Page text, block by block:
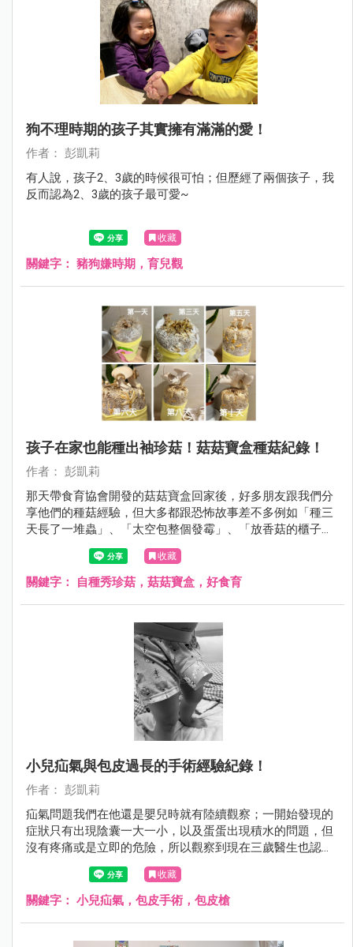
狗不理時期的孩子其實擁有滿滿的愛！
作者： 彭凱莉
有人說，孩子2、3歲的時候很可怕；但歷經了兩個孩子，我
反而認為2、3歲的孩子最可愛~
收藏
關鍵字： 豬狗嫌時期，育兒觀
孩子在家也能種出袖珍菇！菇菇寶盒種菇紀錄！
作者： 彭凱莉
那天帶食育協會開發的菇菇寶盒回家後，好多朋友跟我們分
享他們的種菇經驗，但大多都跟恐怖故事差不多例如「種三
天長了一堆蟲」、「太空包整個發霉」、「放香菇的櫃子臭
到不敢打開」⋯⋯ 但沒想到，我們家的秀珍菇才種一個禮拜
多一點，就長的跟手掌一樣大，過程中沒有蟲也沒有可怕的
發霉過程，好多人問我怎麼做到的？！
收藏
關鍵字： 自種秀珍菇，菇菇寶盒，好食育
小兒疝氣與包皮過長的手術經驗紀錄！
作者： 彭凱莉
疝氣問題我們在他還是嬰兒時就有陸續觀察；一開始發現的
症狀只有出現陰囊一大一小，以及蛋蛋出現積水的問題，但
沒有疼痛或是立即的危險，所以觀察到現在三歲醫生也認為
無法自癒吸收後，就決定動刀處理，避免日後出現更大的問
題！ 而包皮過長問題，是在小王子兩歲開始自行如廁後發
現，他常常會表示尿尿部位疼痛，後來也常出現發炎和紅腫
收藏
關鍵字： 小兒疝氣，包皮手術，包皮槍